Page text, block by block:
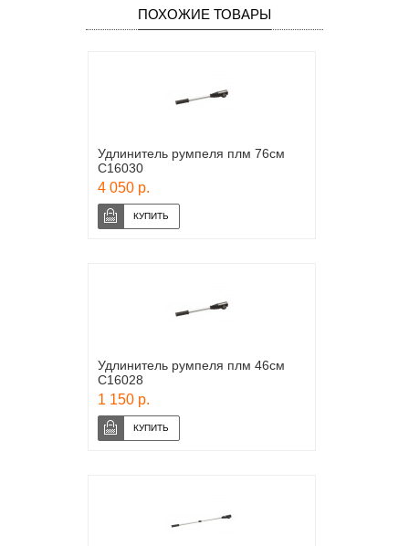
ПОХОЖИЕ ТОВАРЫ
Удлинитель румпеля плм 76см
С16030
4 050 р.
Удлинитель румпеля плм 46см
С16028
1 150 р.